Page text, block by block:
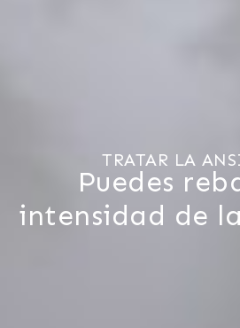
TRATAR LA
Puedes
intensidad de